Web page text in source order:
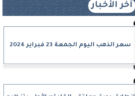
آخر الأخبار
سعر الذهب اليوم الجمعة 23 فبراير 2024